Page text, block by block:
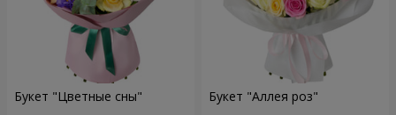
Букет "Цветные сны" Букет "Аллея роз"